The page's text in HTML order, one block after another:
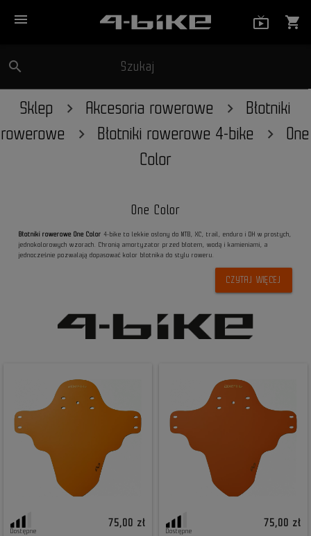
menu shopping_cart
search Szukaj
Sklep Akcesoria rowerowe
Błotniki
rowerowe
Błotniki rowerowe 4-bike
One
Color
One Color
Błotniki rowerowe One Color 4-bike to lekkie osłony do MTB, XC, trail, enduro i DH w prostych,
jednokolorowych wzorach. Chronią amortyzator przed błotem, wodą i kamieniami, a
jednocześnie pozwalają dopasować kolor błotnika do stylu roweru.
CZYTAJ WIĘCEJ
Dostępne
75,00 zł
Dostępne
75,00 zł